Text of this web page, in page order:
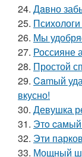
24. Дaвно
25.
26. Мы
27. Россияне
28. Простой
29. Camый
вкусно!
30. Девушка
31. Этo cамый
32. Эти
33. Мощный